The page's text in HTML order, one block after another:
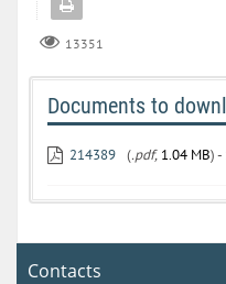
13351
Documents to
214389 (.pdf, 1.04 MB)
Contacts